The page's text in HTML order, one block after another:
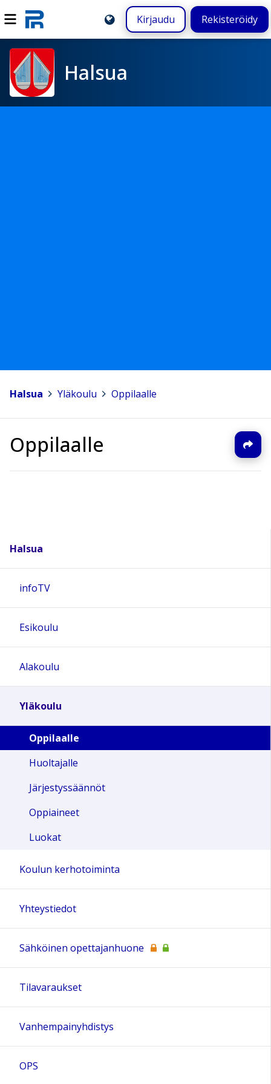
Kirjaudu Rekisteröidy
Halsua
Halsua Yläkoulu Oppilaalle
Oppilaalle
Halsua
infoTV
Esikoulu
Alakoulu
Yläkoulu
Oppilaalle
Huoltajalle
Järjestyssäännöt
Oppiaineet
Luokat
Koulun kerhotoiminta
Yhteystiedot
Sähköinen opettajanhuone
Tilavaraukset
Vanhempainyhdistys
OPS